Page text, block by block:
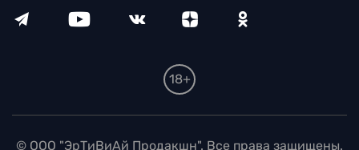
18+
© ООО "ЭрТиВиАй Продакшн". Все права защищены.